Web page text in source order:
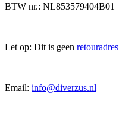
BTW nr.: NL853579404B01
Let op: Dit is geen retouradres
Email: info@diverzus.nl